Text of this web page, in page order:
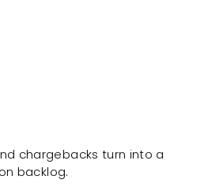
chargebacks turn into a
backlog.